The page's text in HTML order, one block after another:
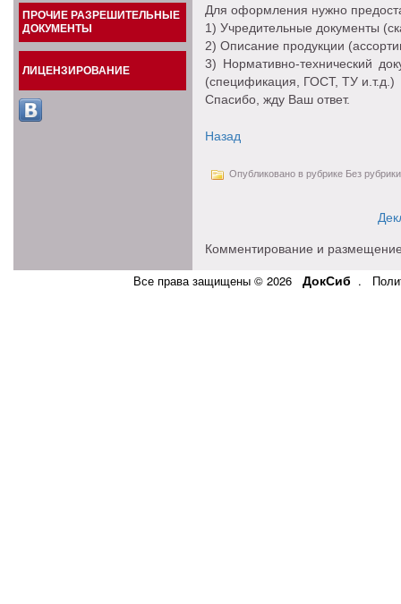
ПРОЧИЕ РАЗРЕШИТЕЛЬНЫЕ
ДОКУМЕНТЫ
ЛИЦЕНЗИРОВАНИЕ
Для оформления нужно
1) Учредительные документы
2) Описание продукции
3) Нормативно-технический
(спецификация, ГОСТ, ТУ и.т.д.)
Спасибо, жду Ваш ответ.
Назад
Опубликовано в рубрике Без рубрики
Комментирование и
Все права защищены © 2026 ДокСиб .